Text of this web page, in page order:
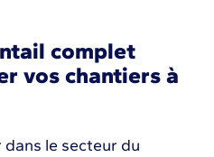
complet
vos chantiers à
dans le secteur du